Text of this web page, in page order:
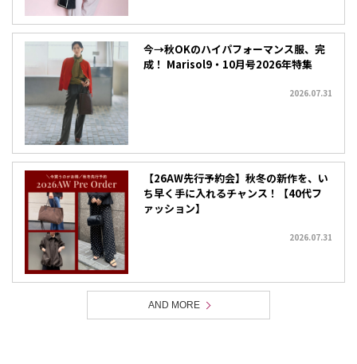
今→秋OKのハイパフォーマンス服、完
成！ Marisol9・10月号2026年特集
2026.07.31
【26AW先行予約会】秋冬の新作を、い
ち早く手に入れるチャンス！【40代フ
ァッション】
2026.07.31
AND MORE